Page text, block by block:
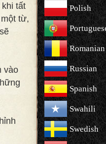
tất
từ,
vào
Polish
Romanian
Russian
Spanish
Swahili
Swedish